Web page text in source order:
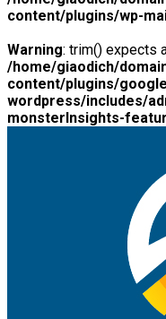
content/plugins/wp-
Warning: trim() expects
/home/giaodich/
content/plugins/
wordpress/includes/
monsterInsights-